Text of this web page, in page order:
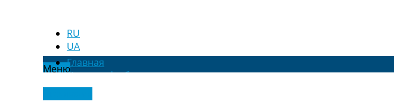
RU
UA
МенюГлавная
Новости футбола
Видео
Трансферы